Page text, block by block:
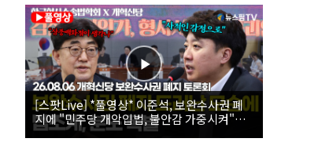
[스팟Live] *풀영상* 이준석, 보완수사권 폐
지에 "민주당 개악입법, 불안감 가중시켜"｜
26.08.06 개혁신당 보완수사권 폐지 토론회